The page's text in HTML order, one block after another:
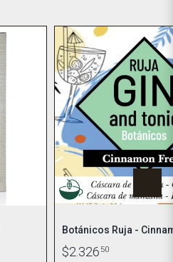
Botánicos Ruja -
$2.326 50